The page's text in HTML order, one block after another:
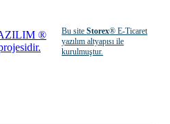
Bu siteStorex® E-Ticaret
yazılım altyapısı ile
kurulmuştur.